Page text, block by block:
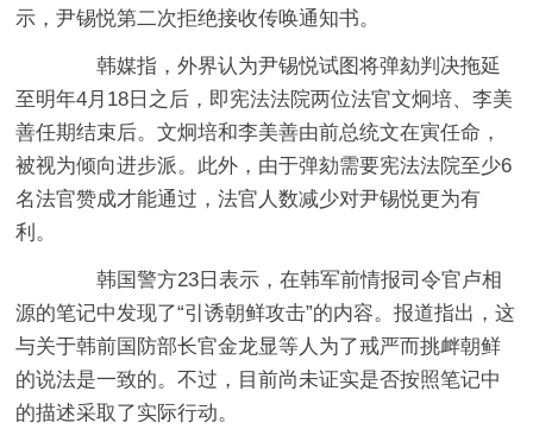
示，尹锡悦第二次拒绝接收传唤通知书。
韩媒指，外界认为尹锡悦试图将弹劾判决拖延
至明年4月18日之后，即宪法法院两位法官文炯培、李美
善任期结束后。文炯培和李美善由前总统文在寅任命，
被视为倾向进步派。此外，由于弹劾需要宪法法院至少6
名法官赞成才能通过，法官人数减少对尹锡悦更为有
利。
韩国警方23日表示，在韩军前情报司令官卢相
源的笔记中发现了“引诱朝鲜攻击”的内容。报道指出，这
与关于韩前国防部长官金龙显等人为了戒严而挑衅朝鲜
的说法是一致的。不过，目前尚未证实是否按照笔记中
的描述采取了实际行动。